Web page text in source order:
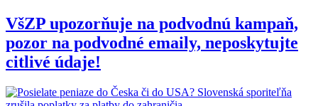
VšZP upozorňuje na podvodnú kampaň,
pozor na podvodné emaily, neposkytujte
citlivé údaje!